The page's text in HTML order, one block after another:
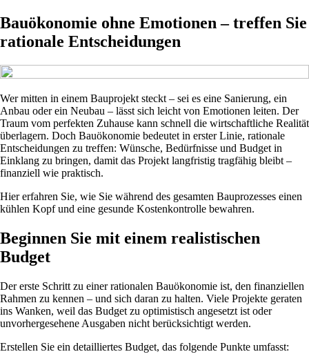
Bauökonomie ohne Emotionen – treffen Sie
rationale Entscheidungen
Wer mitten in einem Bauprojekt steckt – sei es eine Sanierung, ein
Anbau oder ein Neubau – lässt sich leicht von Emotionen leiten. Der
Traum vom perfekten Zuhause kann schnell die wirtschaftliche Realität
überlagern. Doch Bauökonomie bedeutet in erster Linie, rationale
Entscheidungen zu treffen: Wünsche, Bedürfnisse und Budget in
Einklang zu bringen, damit das Projekt langfristig tragfähig bleibt –
finanziell wie praktisch.
Hier erfahren Sie, wie Sie während des gesamten Bauprozesses einen
kühlen Kopf und eine gesunde Kostenkontrolle bewahren.
Beginnen Sie mit einem realistischen
Budget
Der erste Schritt zu einer rationalen Bauökonomie ist, den finanziellen
Rahmen zu kennen – und sich daran zu halten. Viele Projekte geraten
ins Wanken, weil das Budget zu optimistisch angesetzt ist oder
unvorhergesehene Ausgaben nicht berücksichtigt werden.
Erstellen Sie ein detailliertes Budget, das folgende Punkte umfasst: